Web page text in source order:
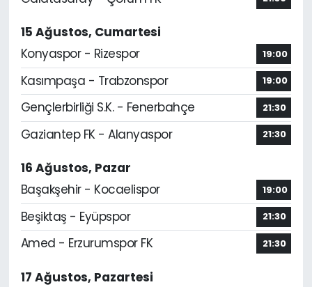
15 Ağustos, Cumartesi
Konyaspor - Rizespor
19:00
Kasımpaşa - Trabzonspor 19:00
Gençlerbirliği S.K. - Fenerbahçe 21:30
Gaziantep FK - Alanyaspor 21:30
16 Ağustos, Pazar
Başakşehir - Kocaelispor
19:00
Beşiktaş - Eyüpspor 21:30
Amed - Erzurumspor FK 21:30
17 Ağustos, Pazartesi